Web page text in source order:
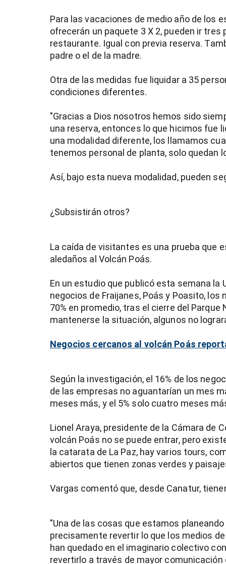
Para las vacaciones de medio año de los
ofrecerán un paquete 3 X 2, pueden ir tres
restaurante. Igual con previa reserva.
padre o el de la madre.
Otra de las medidas fue liquidar a 35
condiciones diferentes.
"Gracias a Dios nosotros hemos sido
una reserva, entonces lo que hicimos fue
una modalidad diferente, los llamamos
tenemos personal de planta, solo quedan
Así, bajo esta nueva modalidad, pueden
¿Subsistirán otros?
La caída de visitantes es una prueba que
aledaños al Volcán Poás.
En un estudio que publicó esta semana la
negocios de Fraijanes, Poás y Poasito,
70% en promedio, tras el cierre del
mantenerse la situación, algunos no
Negocios cercanos al volcán Poás
Según la investigación, el 16% de los
de las empresas no aguantarían un mes
meses más, y el 5% solo cuatro meses
Lionel Araya, presidente de la Cámara de
volcán Poás no se puede entrar, pero
la catarata de La Paz, hay varios tours,
abiertos que tienen zonas verdes y
Vargas comentó que, desde Canatur,
"Una de las cosas que estamos
precisamente revertir lo que los medios
han quedado en el imaginario colectivo
revertirlo a través de mayor